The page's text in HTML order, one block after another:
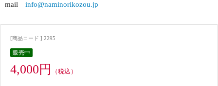
mail info@naminorikozou.jp
[商品コード ] 2295
販売中
4,000円 （税込）